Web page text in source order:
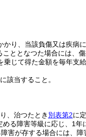
り、当該負傷又は疾病
こととなつた場合には、
乗じて得た金額を毎年支給
該当すること。
、治つたとき 別表第2に
める障害等級に応じ、1年
害が存する場合には、障